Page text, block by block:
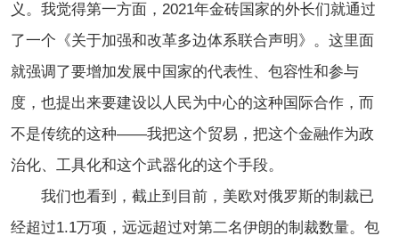
义。我觉得第一方面，2021年金砖国家的外长们就通过
了一个《关于加强和改革多边体系联合声明》。这里面
就强调了要增加发展中国家的代表性、包容性和参与
度，也提出来要建设以人民为中心的这种国际合作，而
不是传统的这种——我把这个贸易，把这个金融作为政
治化、工具化和这个武器化的这个手段。
我们也看到，截止到目前，美欧对俄罗斯的制裁已
经超过1.1万项，远远超过对第二名伊朗的制裁数量。包